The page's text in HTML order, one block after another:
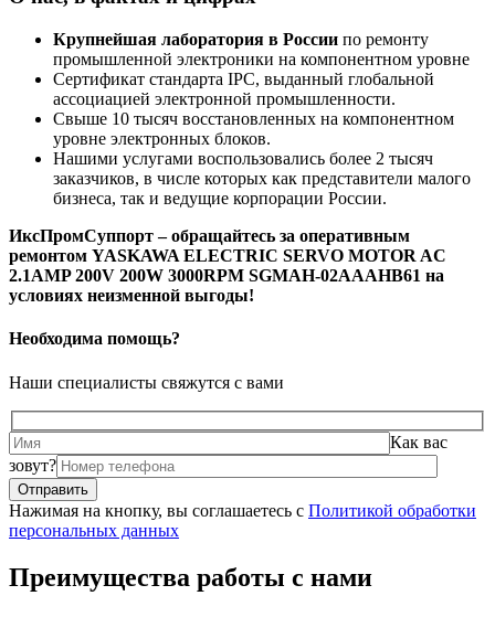
Крупнейшая лаборатория в России по ремонту
промышленной электроники на компонентном уровне
Сертификат стандарта IPC, выданный глобальной
ассоциацией электронной промышленности.
Свыше 10 тысяч восстановленных на компонентном
уровне электронных блоков.
Нашими услугами воспользовались более 2 тысяч
заказчиков, в числе которых как представители малого
бизнеса, так и ведущие корпорации России.
ИксПромСуппорт – обращайтесь за оперативным
ремонтом YASKAWA ELECTRIC SERVO MOTOR AC
2.1AMP 200V 200W 3000RPM SGMAH-02AAAHB61 на
условиях неизменной выгоды!
Необходима помощь?
Наши специалисты свяжутся с вами
Как вас
зовут?
Нажимая на кнопку, вы соглашаетесь с Политикой обработки
персональных данных
Преимущества работы с нами